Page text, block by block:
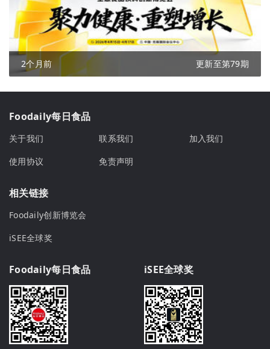
2个月前 更新至第79期
Foodaily每日食品
关于我们 联系我们
加入我们
使用协议
免责声明
相关链接
Foodaily创新博览会
iSEE全球奖
Foodaily每日食品 iSEE全球奖